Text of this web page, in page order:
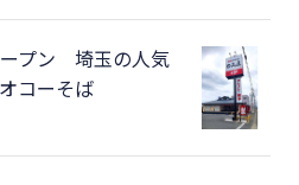
ープン 埼玉の人気
コーそば